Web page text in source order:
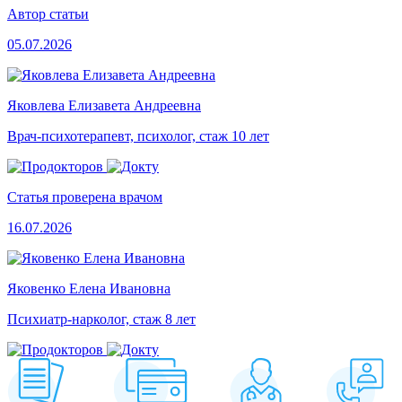
Автор статьи
05.07.2026
Яковлева Елизавета Андреевна
Врач-психотерапевт, психолог, стаж 10 лет
Статья проверена врачом
16.07.2026
Яковенко Елена Ивановна
Психиатр-нарколог, стаж 8 лет